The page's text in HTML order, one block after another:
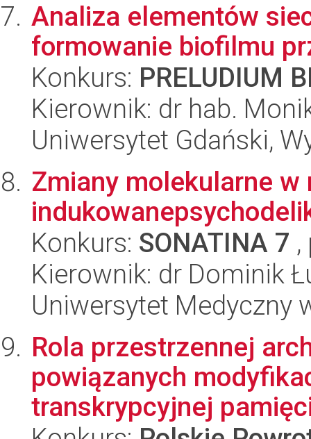
Analiza elementów
formowanie biofilmu
Konkurs: PRELUDIUM
Kierownik: dr hab.
Uniwersytet Gdański,
Zmiany molekularne w
Konkurs: SONATINA 7
Kierownik: dr Dominik
Uniwersytet Medyczny
Rola przestrzennej
powiązanych
transkrypcyjnej